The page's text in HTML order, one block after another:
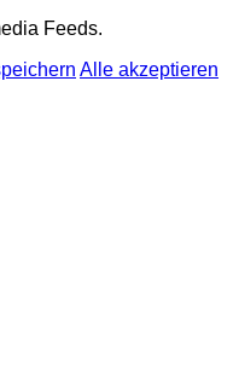
Feeds.
Alle akzeptieren